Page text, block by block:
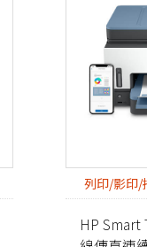
列印/影印/
HP Smart